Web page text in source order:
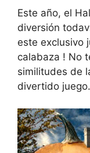
Este año, el
diversión
este exclusivo
calabaza ! No
similitudes de
divertido juego.